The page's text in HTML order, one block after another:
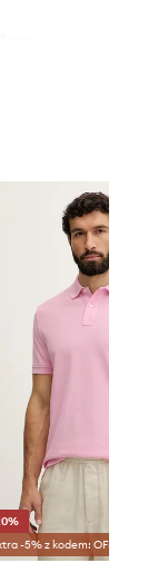
Na
-5% z kodem: OFF*